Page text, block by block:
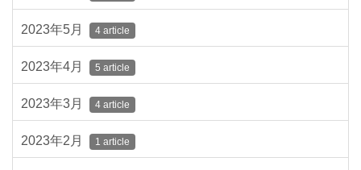
2023年5月 4 article
2023年4月 5 article
2023年3月 4 article
2023年2月 1 article